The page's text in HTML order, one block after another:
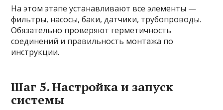
На этом этапе устанавливают все элементы —
фильтры, насосы, баки, датчики, трубопроводы.
Обязательно проверяют герметичность
соединений и правильность монтажа по
инструкции.
Шаг 5. Настройка и запуск
системы